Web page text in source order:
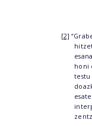
[2]
honi
testu